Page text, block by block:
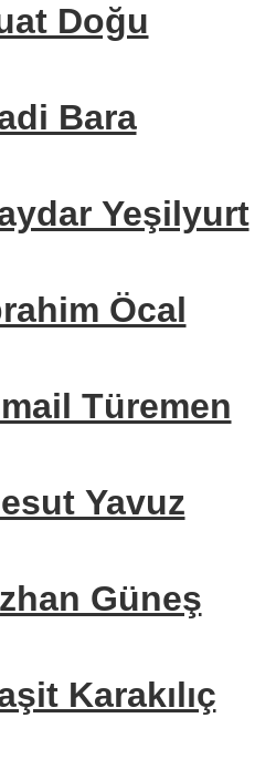
Doğu
Bara
Yeşilyurt
Öcal
Türemen
Yavuz
Güneş
Karakılıç